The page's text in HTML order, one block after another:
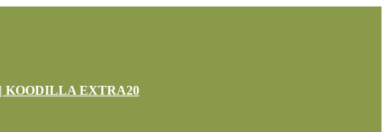
KOODILLA EXTRA20